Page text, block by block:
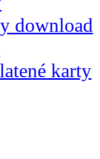
download
karty